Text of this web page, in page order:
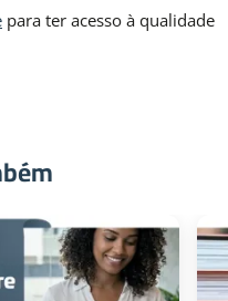
para ter acesso à qualidade